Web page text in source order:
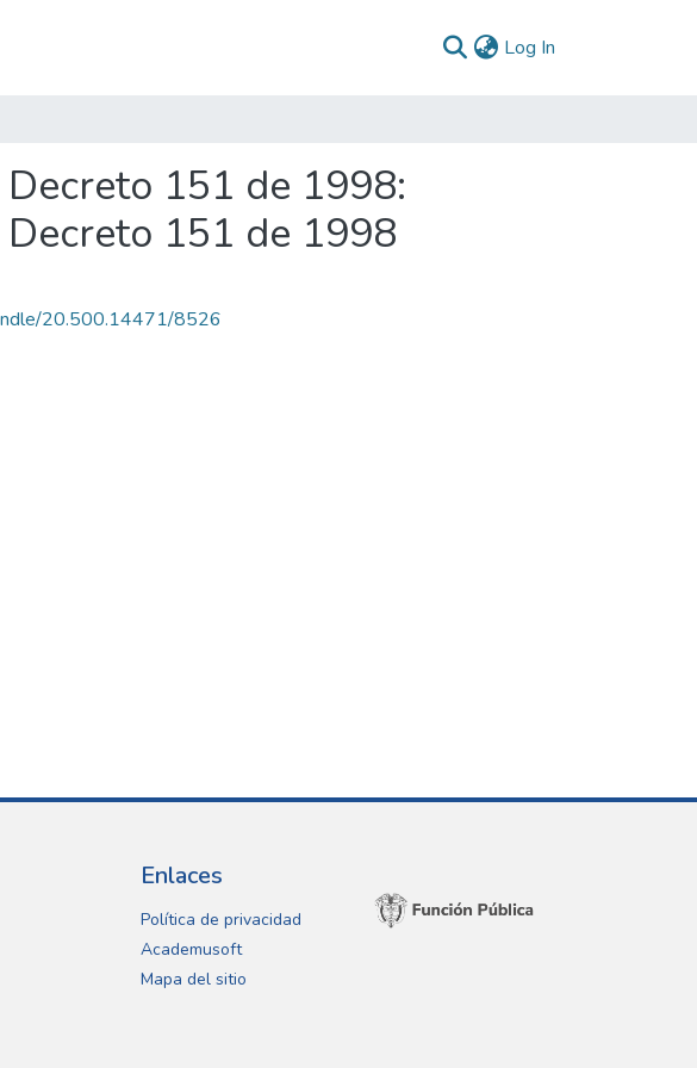
Log In
151 de 1998:
151 de 1998
20.500.14471/8526
Enlaces
Política de privacidad
Academusoft
Mapa del sitio